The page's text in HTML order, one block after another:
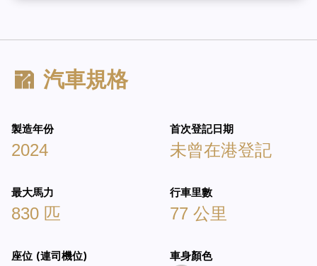
汽車規格
製造年份
2024
首次登記日期
未曾在港登記
最大馬力
830 匹
行車里數
77 公里
座位 (連司機位) 車身顏色